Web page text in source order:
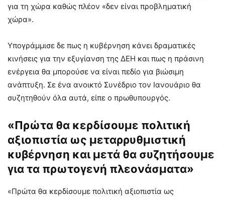
για τη χώρα καθώς πλέον «δεν είναι προβληματική
χώρα».
Υπογράμμισε δε πως η κυβέρνηση κάνει δραματικές
κινήσεις για την εξυγίανση της ΔΕΗ και πως η πράσινη
ενέργεια θα μπορούσε να είναι πεδίο για βιώσιμη
ανάπτυξη. Σε ένα ανοικτό Συνέδριο τον Ιανουάριο θα
συζητηθούν όλα αυτά, είπε ο πρωθυπουργός.
«Πρώτα θα κερδίσουμε πολιτική
αξιοπιστία ως μεταρρυθμιστική
κυβέρνηση και μετά θα συζητήσουμε
για τα πρωτογενή πλεονάσματα»
«Πρώτα θα κερδίσουμε πολιτική αξιοπιστία ως